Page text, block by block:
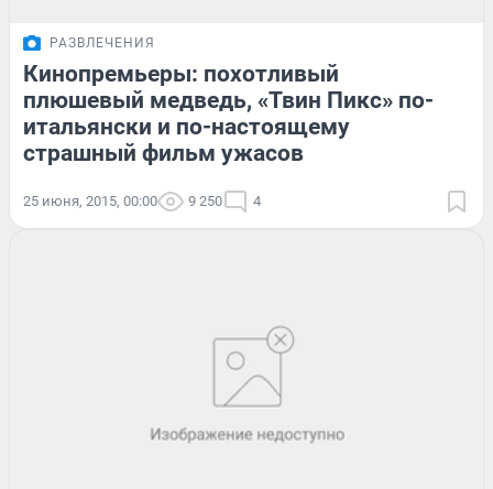
РАЗВЛЕЧЕНИЯ
Кинопремьеры: похотливый
плюшевый медведь, «Твин Пикс» по-
итальянски и по-настоящему
страшный фильм ужасов
25 июня, 2015, 00:00 9 250 4